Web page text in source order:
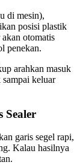
di mesin),
posisi plastik
otomatis
penekan.
arahkan masuk
keluar
Sealer
garis segel rapi,
Kalau hasilnya